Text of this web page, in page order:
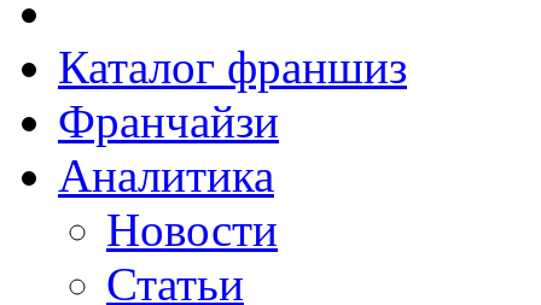
Каталог франшиз
Франчайзи
Аналитика
Новости
Статьи